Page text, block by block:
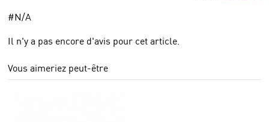
#N/A
Il n'y a pas encore d'avis pour cet article.
Vous aimeriez peut-être